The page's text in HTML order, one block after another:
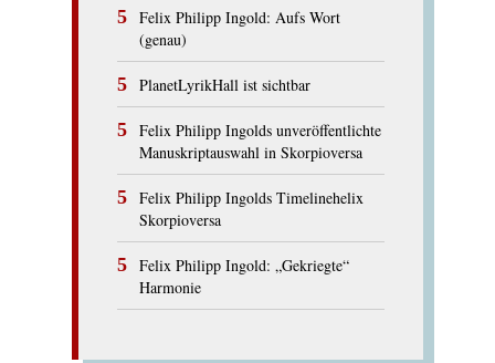
Felix Philipp Ingold: Aufs Wort
(genau)
PlanetLyrikHall ist sichtbar
Felix Philipp Ingolds unveröffentlichte
Manuskriptauswahl in Skorpioversa
Felix Philipp Ingolds Timelinehelix
Skorpioversa
Felix Philipp Ingold: „Gekriegte“
Harmonie